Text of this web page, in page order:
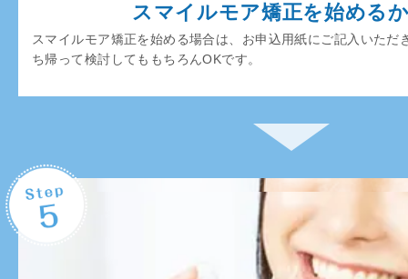
スマイルモア矯正を始める
スマイルモア矯正を始める場合は、お申込用紙にご記入いただ
ち帰って検討してももちろんOKです。